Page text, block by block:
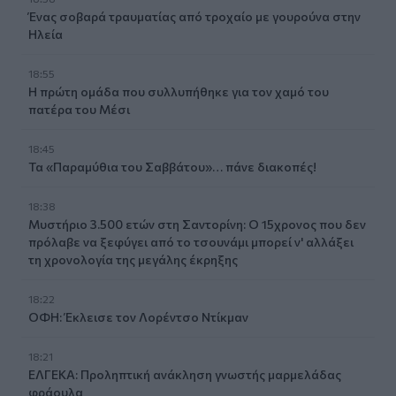
Ένας σοβαρά τραυματίας από τροχαίο με γουρούνα στην
Ηλεία
18:55
Η πρώτη ομάδα που συλλυπήθηκε για τον χαμό του
πατέρα του Μέσι
18:45
Τα «Παραμύθια του Σαββάτου»… πάνε διακοπές!
18:38
Μυστήριο 3.500 ετών στη Σαντορίνη: Ο 15χρονος που δεν
πρόλαβε να ξεφύγει από το τσουνάμι μπορεί ν' αλλάξει
τη χρονολογία της μεγάλης έκρηξης
18:22
ΟΦΗ: Έκλεισε τον Λορέντσο Ντίκμαν
18:21
ΕΛΓΕΚΑ: Προληπτική ανάκληση γνωστής μαρμελάδας
φράουλα